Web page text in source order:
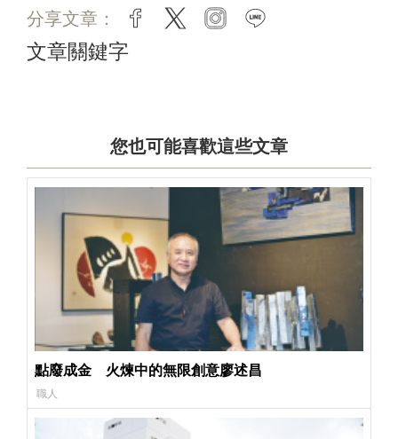
分享文章： facebook
twitter instagram
文章關鍵字
您也可能喜歡這些文章
點廢成金 火煉中的無限創意廖述昌
職人